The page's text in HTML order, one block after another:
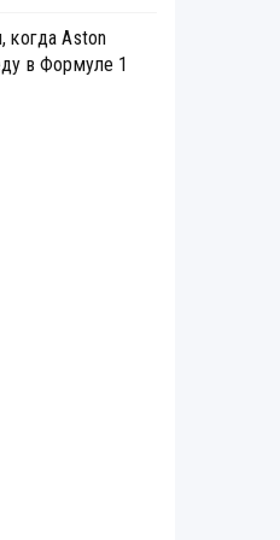
когда Aston
в Формуле 1